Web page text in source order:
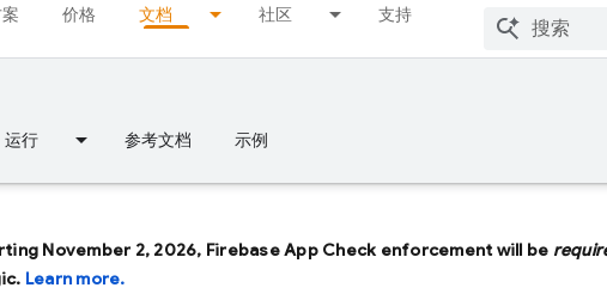
价格 文档 社区 支持
运行 参考文档 示例
November 2, 2026, Firebase App Check enforcement will be
Learn more.